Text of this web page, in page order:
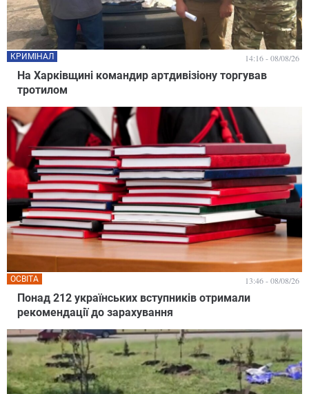
На Харківщині командир артдивізіону торгував
тротилом
КРИМІНАЛ 14:16 - 08/08/26
Понад 212 українських вступників отримали
рекомендації до зарахування
ОСВІТА 13:46 - 08/08/26